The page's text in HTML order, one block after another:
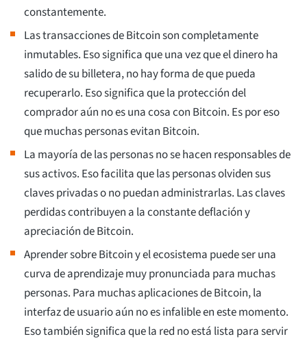
constantemente.
Las transacciones de Bitcoin son completamente
inmutables. Eso significa que una vez que el dinero ha
salido de su billetera, no hay forma de que pueda
recuperarlo. Eso significa que la protección del
comprador aún no es una cosa con Bitcoin. Es por eso
que muchas personas evitan Bitcoin.
La mayoría de las personas no se hacen responsables de
sus activos. Eso facilita que las personas olviden sus
claves privadas o no puedan administrarlas. Las claves
perdidas contribuyen a la constante deflación y
apreciación de Bitcoin.
Aprender sobre Bitcoin y el ecosistema puede ser una
curva de aprendizaje muy pronunciada para muchas
personas. Para muchas aplicaciones de Bitcoin, la
interfaz de usuario aún no es infalible en este momento.
Eso también significa que la red no está lista para servir